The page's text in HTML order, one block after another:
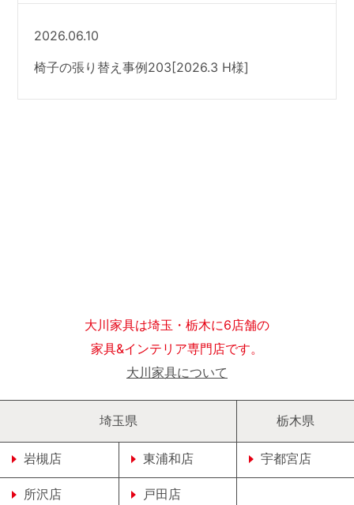
2026.06.10
椅子の張り替え事例203[2026.3 H様]
大川家具は埼玉・栃木に6店舗の
家具&インテリア専門店です。
大川家具について
埼玉県
岩槻店 東浦和店
所沢店 戸田店
栃木県
宇都宮店